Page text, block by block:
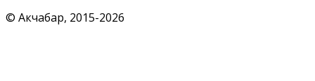
© Акчабар, 2015-2026